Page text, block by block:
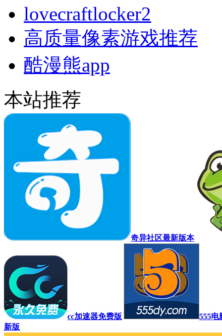
lovecraftlocker2
高质量像素游戏推荐
酷漫熊app
本站推荐
奇异社区最新版本
cc加速器免费版
555电
新版